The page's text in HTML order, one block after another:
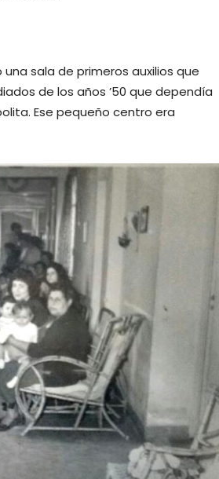
sala de primeros auxilios que
de los años ’50 que dependía
Ese pequeño centro era